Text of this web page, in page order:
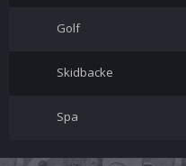
Golf
Skidbacke
Spa